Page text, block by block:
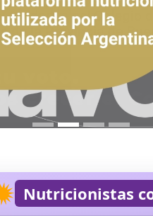
Nutricionistas